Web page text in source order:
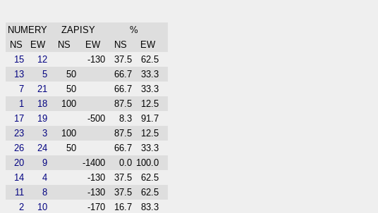
NUMERY ZAPISY
%
NS
EW NS EW NS
EW
15
12 -130 37.5
62.5
13
5 50 66.7
33.3
7
21 50 66.7
33.3
1
18 100 87.5
12.5
17
19 -500 8.3
91.7
23
3 100 87.5
12.5
26
24 50 66.7
33.3
20
9 -1400 0.0 100.0
14
4 -130 37.5
62.5
11
8 -130 37.5
62.5
2
10 -170 16.7
83.3